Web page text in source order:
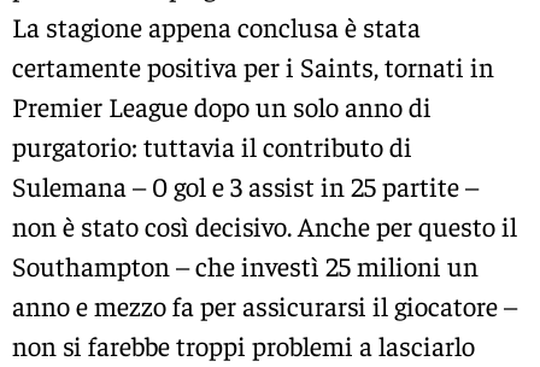
La stagione appena conclusa è stata
certamente positiva per i Saints, tornati in
Premier League dopo un solo anno di
purgatorio: tuttavia il contributo di
Sulemana – 0 gol e 3 assist in 25 partite –
non è stato così decisivo. Anche per questo il
Southampton – che investì 25 milioni un
anno e mezzo fa per assicurarsi il giocatore –
non si farebbe troppi problemi a lasciarlo